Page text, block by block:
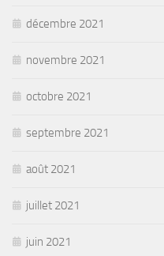
décembre 2021
novembre 2021
octobre 2021
septembre 2021
août 2021
juillet 2021
juin 2021